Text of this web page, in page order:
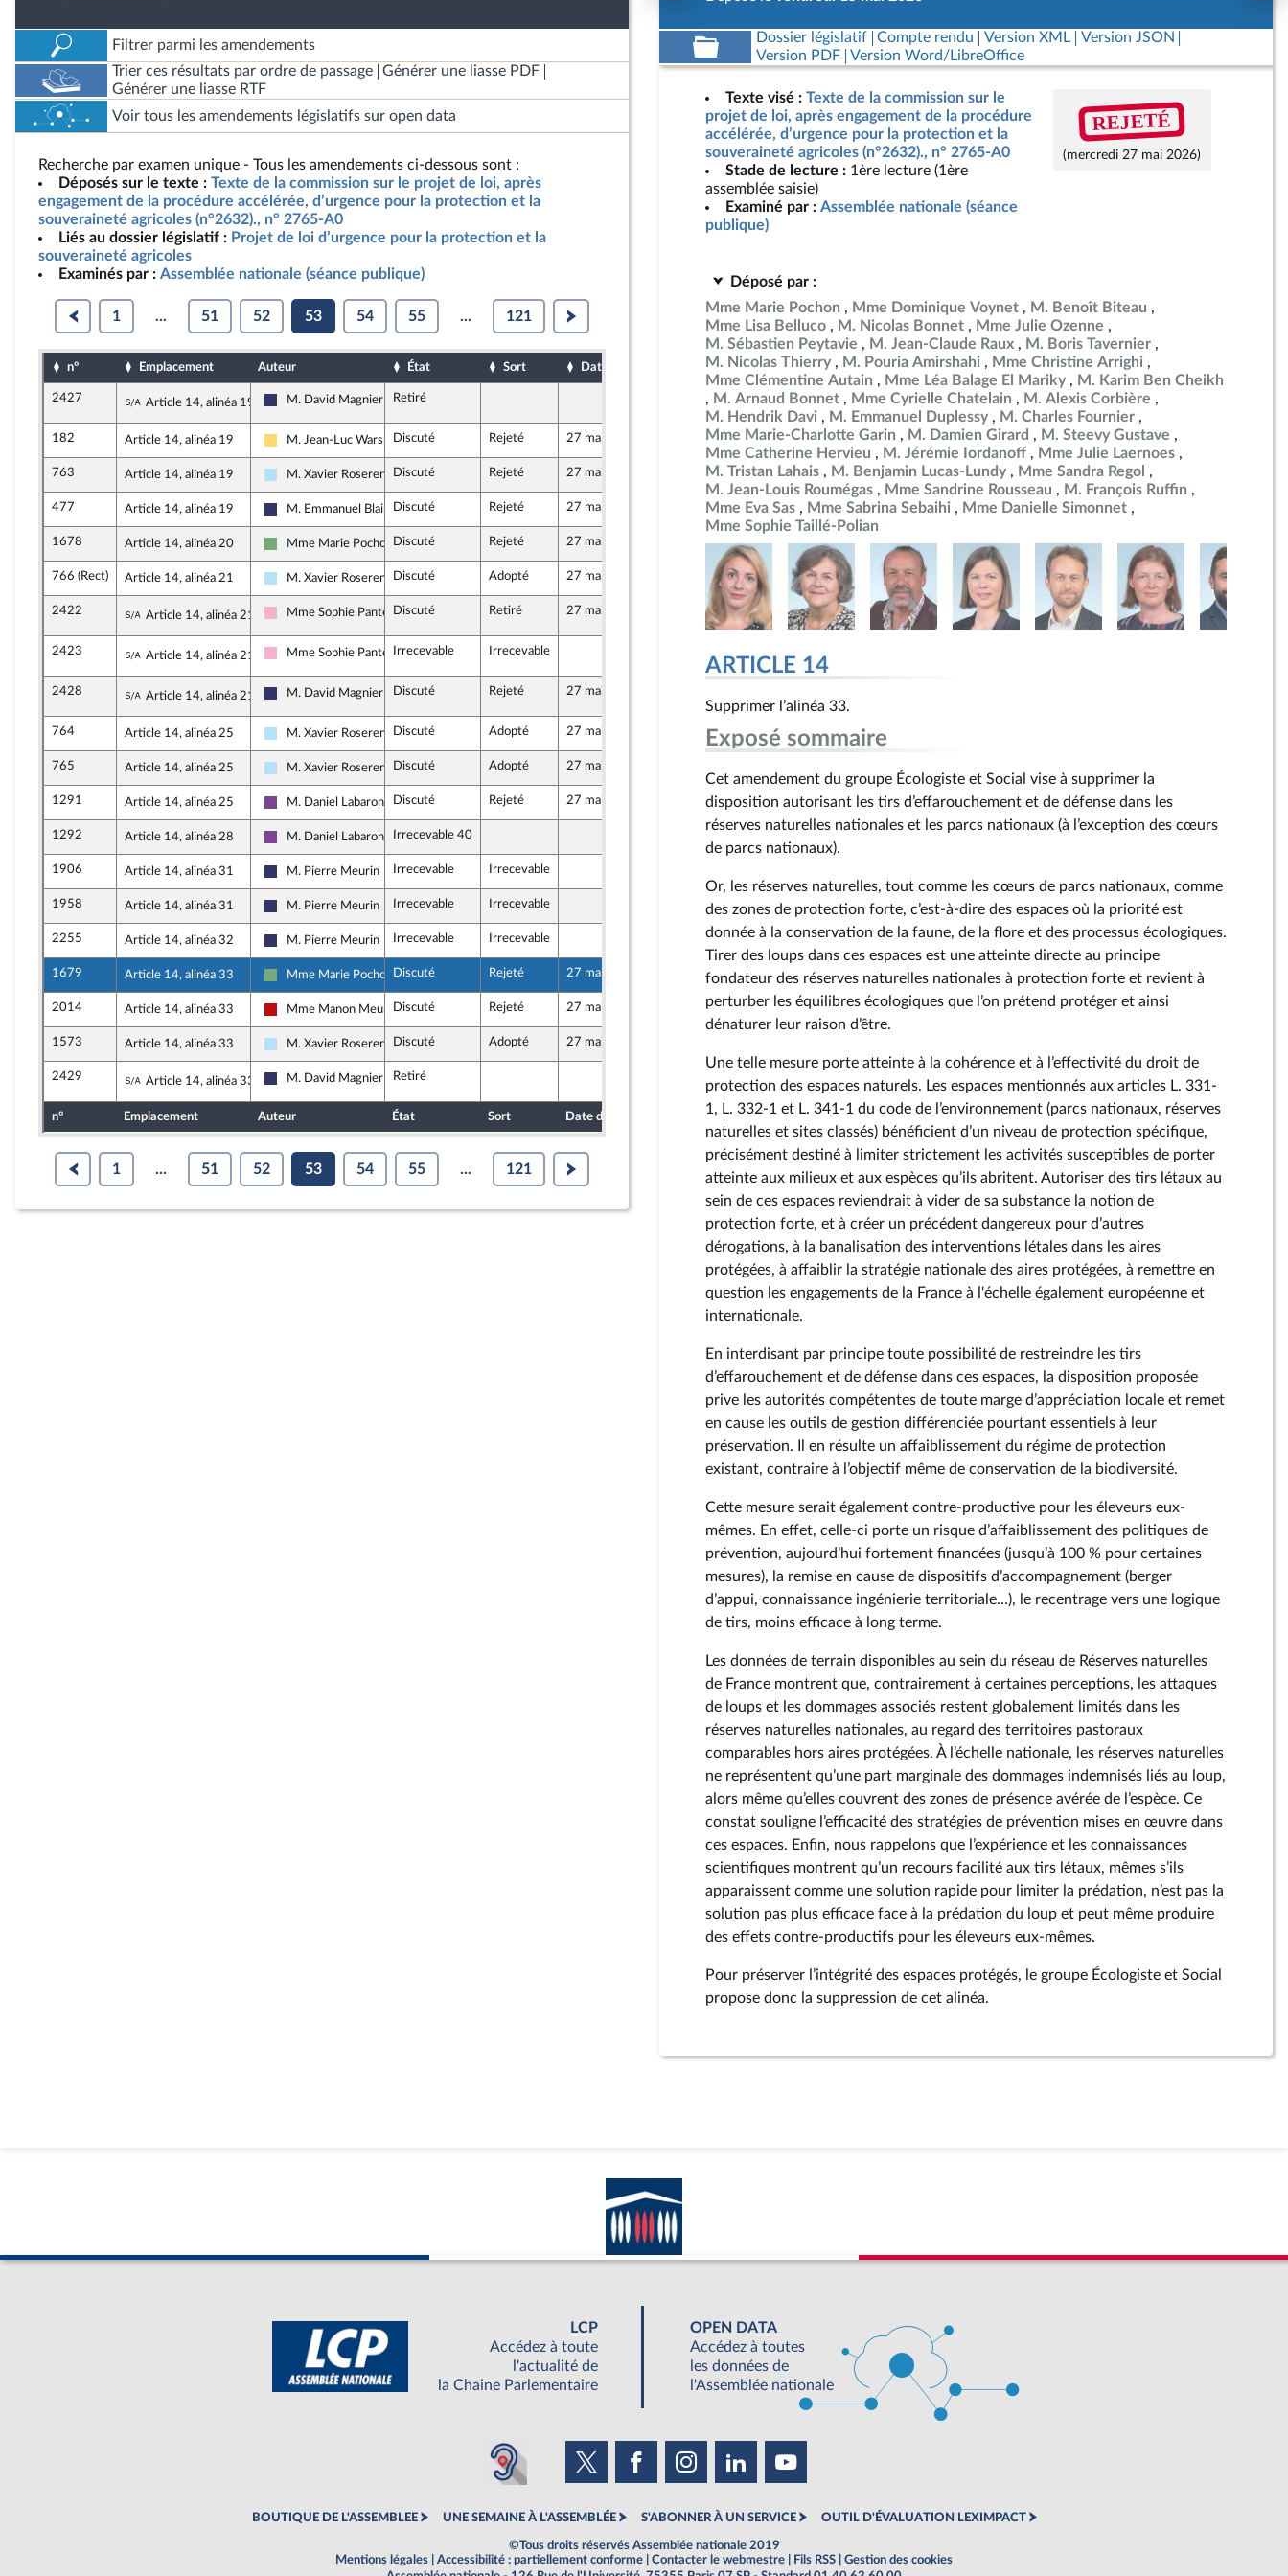
Filtrer parmi les amendements
Trier ces résultats par ordre de passage
Générer une liasse PDF
Générer une liasse RTF
Voir tous les amendements législatifs sur open data
Recherche par examen unique - Tous les amendements ci-dessous sont :
Déposés sur le texte : Texte de la commission sur le projet de loi, après
engagement de la procédure accélérée, d’urgence pour la protection et la
souveraineté agricoles (n°2632)., n° 2765-A0
Liés au dossier législatif : Projet de loi d’urgence pour la protection et la
souveraineté agricoles
Examinés par : Assemblée nationale (séance publique)
1 ... 51 52 53 54 55 ... 121
n° Emplacement Auteur État Sort Date d'examen Date de dépôt
2427 Sous-amendement de l'amendement n°1290
Article 14, alinéa 19 Rassemblement National
M. David Magnier Retiré 27 mai 2026
182 Article 14, alinéa 19
Libertés, Indépendants, Outre-mer et Territoires
M. Jean-Luc WarsmannDiscuté Rejeté 27 mai 2026 12 mai 2026
763 Article 14, alinéa 19
Horizons & Indépendants
M. Xavier Roseren Discuté Rejeté 27 mai 2026 14 mai 2026
477 Article 14, alinéa 19
Rassemblement National
M. Emmanuel BlairyDiscuté Rejeté 27 mai 2026 13 mai 2026
1678 Article 14, alinéa 20
Écologiste et Social
Mme Marie Pochon Discuté Rejeté 27 mai 2026 15 mai 2026
766 (Rect) Article 14, alinéa 21
Horizons & Indépendants
M. Xavier Roseren Discuté Adopté 27 mai 2026 14 mai 2026
2422 Sous-amendement de l'amendement n°766 (Rect)
Article 14, alinéa 21 Socialistes et apparentés
Mme Sophie Pantel Discuté Retiré 27 mai 2026 26 mai 2026
2423 Sous-amendement de l'amendement n°766 (Rect)
Article 14, alinéa 21 Socialistes et apparentés
Mme Sophie Pantel Irrecevable Irrecevable
2428 Sous-amendement de l'amendement n°766 (Rect)
Article 14, alinéa 21 Rassemblement National
M. David Magnier Discuté Rejeté 27 mai 2026
764 Article 14, alinéa 25
Horizons & Indépendants
M. Xavier Roseren Discuté Adopté 27 mai 2026 14 mai 2026
765 Article 14, alinéa 25
Horizons & Indépendants
M. Xavier Roseren Discuté Adopté 27 mai 2026
1291 Article 14, alinéa 25
Ensemble pour la République
M. Daniel LabaronneDiscuté Rejeté 27 mai 2026 15 mai 2026
1292 Article 14, alinéa 28
Ensemble pour la République
M. Daniel LabaronneIrrecevable 40
1906 Article 14, alinéa 31
Rassemblement National
M. Pierre Meurin Irrecevable Irrecevable
1958 Article 14, alinéa 31
Rassemblement National
M. Pierre Meurin Irrecevable Irrecevable 15 mai 2026
2255 Article 14, alinéa 32
Rassemblement National
M. Pierre Meurin Irrecevable Irrecevable 15 mai 2026
1679 Article 14, alinéa 33
Écologiste et Social
Mme Marie Pochon Discuté Rejeté 27 mai 2026 15 mai 2026
2014 Article 14, alinéa 33
La France insoumise - Nouveau Front Populaire
Mme Manon MeunierDiscuté Rejeté 27 mai 2026 15 mai 2026
1573 Article 14, alinéa 33
Horizons & Indépendants
M. Xavier Roseren Discuté Adopté 27 mai 2026
2429 Sous-amendement de l'amendement n°1573
Article 14, alinéa 33 Rassemblement National
M. David Magnier Retiré
n° Emplacement Auteur État Sort Date d'examen Date de dépôt
1 ... 51 52 53 54 55 ... 121
Dossier législatif Compte rendu Version XML
Version JSON
Version PDF
Version Word/LibreOffice
Texte visé : Texte de la commission sur le
projet de loi, après engagement de la procédure
accélérée, d’urgence pour la protection et la
souveraineté agricoles (n°2632)., n° 2765-A0
Stade de lecture : 1ère lecture (1ère
assemblée saisie)
Examiné par : Assemblée nationale (séance
publique)
REJETÉ
(mercredi 27 mai 2026)
Déposé par :
Mme Marie Pochon
Mme Dominique Voynet
M. Benoît Biteau
Mme Lisa Belluco
M. Nicolas Bonnet
Mme Julie Ozenne
M. Sébastien Peytavie
M. Jean-Claude Raux
M. Boris Tavernier
M. Nicolas Thierry
M. Pouria Amirshahi
Mme Christine Arrighi
Mme Clémentine Autain
Mme Léa Balage El Mariky
M. Karim Ben Cheikh
M. Arnaud Bonnet
Mme Cyrielle Chatelain
M. Alexis Corbière
M. Hendrik Davi
M. Emmanuel Duplessy
M. Charles Fournier
Mme Marie-Charlotte Garin
M. Damien Girard
M. Steevy Gustave
Mme Catherine Hervieu
M. Jérémie Iordanoff
Mme Julie Laernoes
M. Tristan Lahais
M. Benjamin Lucas-Lundy
Mme Sandra Regol
M. Jean-Louis Roumégas
Mme Sandrine Rousseau
M. François Ruffin
Mme Eva Sas
Mme Sabrina Sebaihi
Mme Danielle Simonnet
Mme Sophie Taillé-Polian
ARTICLE 14
Supprimer l’alinéa 33.
Exposé sommaire
Cet amendement du groupe Écologiste et Social vise à supprimer la
disposition autorisant les tirs d’effarouchement et de défense dans les
réserves naturelles nationales et les parcs nationaux (à l’exception des cœurs
de parcs nationaux).
Or, les réserves naturelles, tout comme les cœurs de parcs nationaux, comme
des zones de protection forte, c’est-à-dire des espaces où la priorité est
donnée à la conservation de la faune, de la flore et des processus écologiques.
Tirer des loups dans ces espaces est une atteinte directe au principe
fondateur des réserves naturelles nationales à protection forte et revient à
perturber les équilibres écologiques que l’on prétend protéger et ainsi
dénaturer leur raison d’être.
Une telle mesure porte atteinte à la cohérence et à l’effectivité du droit de
protection des espaces naturels. Les espaces mentionnés aux articles L. 331-
1, L. 332-1 et L. 341-1 du code de l’environnement (parcs nationaux, réserves
naturelles et sites classés) bénéficient d’un niveau de protection spécifique,
précisément destiné à limiter strictement les activités susceptibles de porter
atteinte aux milieux et aux espèces qu’ils abritent. Autoriser des tirs létaux au
sein de ces espaces reviendrait à vider de sa substance la notion de
protection forte, et à créer un précédent dangereux pour d’autres
dérogations, à la banalisation des interventions létales dans les aires
protégées, à affaiblir la stratégie nationale des aires protégées, à remettre en
question les engagements de la France à l'échelle également européenne et
internationale.
En interdisant par principe toute possibilité de restreindre les tirs
d’effarouchement et de défense dans ces espaces, la disposition proposée
prive les autorités compétentes de toute marge d’appréciation locale et remet
en cause les outils de gestion différenciée pourtant essentiels à leur
préservation. Il en résulte un affaiblissement du régime de protection
existant, contraire à l’objectif même de conservation de la biodiversité.
Cette mesure serait également contre-productive pour les éleveurs eux-
mêmes. En effet, celle-ci porte un risque d’affaiblissement des politiques de
prévention, aujourd’hui fortement financées (jusqu’à 100 % pour certaines
mesures), la remise en cause de dispositifs d’accompagnement (berger
d’appui, connaissance ingénierie territoriale…), le recentrage vers une logique
de tirs, moins efficace à long terme.
Les données de terrain disponibles au sein du réseau de Réserves naturelles
de France montrent que, contrairement à certaines perceptions, les attaques
de loups et les dommages associés restent globalement limités dans les
réserves naturelles nationales, au regard des territoires pastoraux
comparables hors aires protégées. À l’échelle nationale, les réserves naturelles
ne représentent qu’une part marginale des dommages indemnisés liés au loup,
alors même qu’elles couvrent des zones de présence avérée de l’espèce. Ce
constat souligne l’efficacité des stratégies de prévention mises en œuvre dans
ces espaces. Enfin, nous rappelons que l’expérience et les connaissances
scientifiques montrent qu’un recours facilité aux tirs létaux, mêmes s’ils
apparaissent comme une solution rapide pour limiter la prédation, n’est pas la
solution pas plus efficace face à la prédation du loup et peut même produire
des effets contre-productifs pour les éleveurs eux-mêmes.
Pour préserver l’intégrité des espaces protégés, le groupe Écologiste et Social
propose donc la suppression de cet alinéa.
LCP
Accédez à toute
l'actualité de
la Chaine Parlementaire
OPEN DATA
Accédez à toutes
les données de
l'Assemblée nationale
BOUTIQUE DE L'ASSEMBLEE UNE SEMAINE À L'ASSEMBLÉE S'ABONNER À UN SERVICE OUTIL D'ÉVALUATION LEXIMPACT
©Tous droits réservés Assemblée nationale 2019
Mentions légales
Accessibilité : partiellement conforme Contacter le webmestre Fils RSS
Gestion des cookies